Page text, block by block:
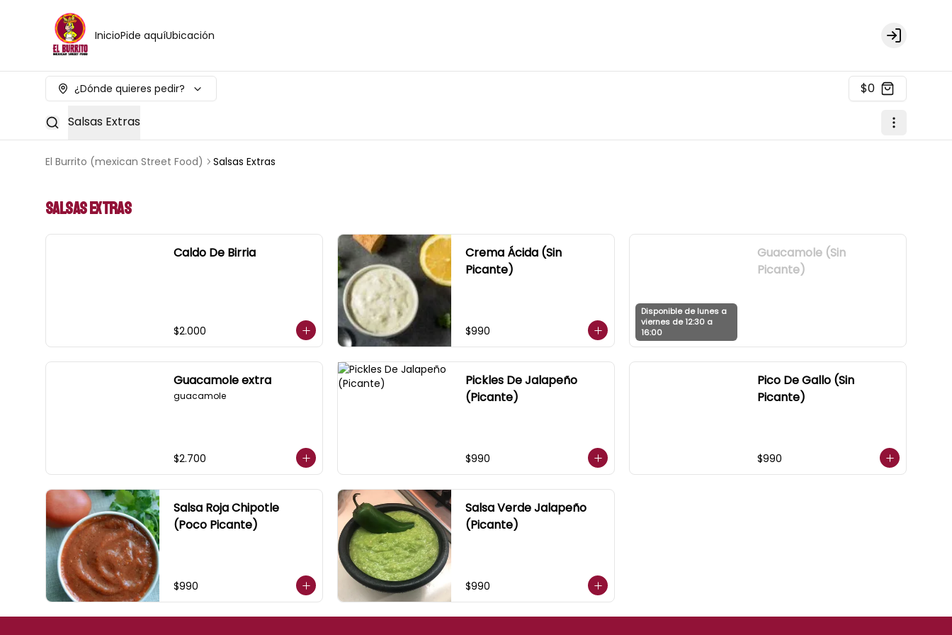
InicioPide aquíUbicación Login
¿Dónde quieres pedir? $0
Salsas Extras
El Burrito (mexican Street Food) Salsas Extras
Salsas Extras
Caldo De Birria
$2.000
Crema Ácida (Sin
Picante)
$990
Disponible de lunes a
viernes de 12:30 a
16:00
Guacamole (Sin
Picante)
Guacamole extra
guacamole
$2.700
Pickles De Jalapeño
(Picante)
$990
Pico De Gallo (Sin
Picante)
$990
Salsa Roja Chipotle
(Poco Picante)
$990
Salsa Verde Jalapeño
(Picante)
$990